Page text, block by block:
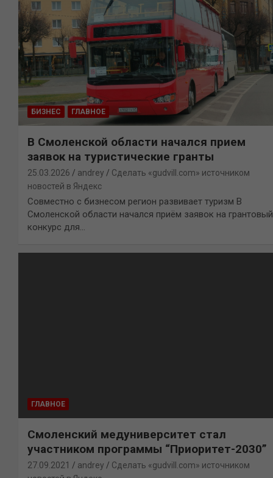
БИЗНЕС ГЛАВНОЕ
В Смоленской области начался прием
заявок на туристические гранты
25.03.2026 andrey
Сделать «gudvill.com» источником
новостей в Яндекс
Совместно с бизнесом регион развивает туризм В
Смоленской области начался приём заявок на грантовый
конкурс для…
ГЛАВНОЕ
Смоленский медуниверситет стал
участником программы “Приоритет-2030”
27.09.2021 andrey
Сделать «gudvill.com» источником